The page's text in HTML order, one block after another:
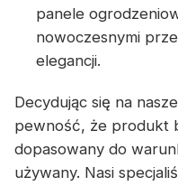
panele
nowoczesnymi
elegancji.
Decydując się na
pewność, że produkt
dopasowany do
używany. Nasi